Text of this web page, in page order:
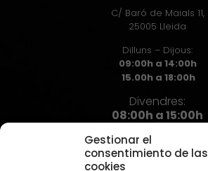
Gestionar el
consentimiento de las
cookies
C/ Baró de Maials 11,
25005 Lleida
Dilluns – Dijous:
09:00h a 14:00h
15.00h a 18:00h
Divendres:
08:00h a 15:00h